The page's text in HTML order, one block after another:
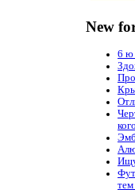
New
6 ю